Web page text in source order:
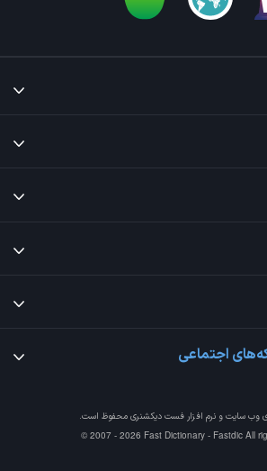
اجتماعی
وب سایت و نرم افزارفست دیکشنری محفوظ است.
© 2007 - 2026 Fast Dictionary - Fastdic All